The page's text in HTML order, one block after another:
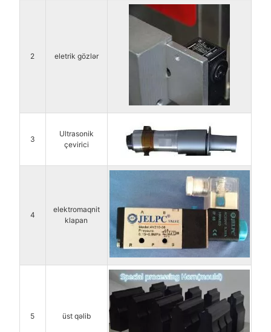
2 eletrik gözlər
3
Ultrasonik
çevirici
4
elektromaqnit
klapan
5 üst qəlib